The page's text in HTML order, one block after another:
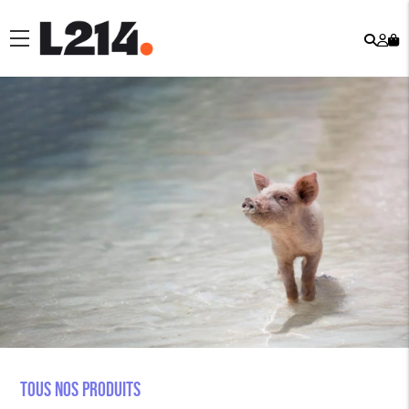
menu
Tous nos produits